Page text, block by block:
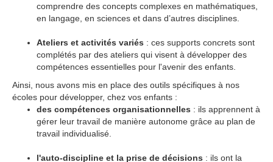
comprendre des concepts complexes en mathématiques,
en langage, en sciences et dans d’autres disciplines.
Ateliers et activités variés : ces supports concrets sont
complétés par des ateliers qui visent à développer des
compétences essentielles pour l'avenir des enfants.
Ainsi, nous avons mis en place des outils spécifiques à nos
écoles pour développer, chez vos enfants :
des compétences organisationnelles : ils apprennent à
gérer leur travail de manière autonome grâce au plan de
travail individualisé.
l'auto-discipline et la prise de décisions : ils ont la